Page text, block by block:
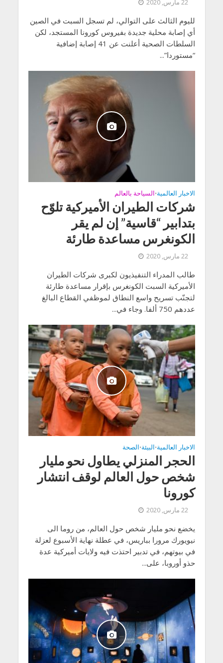
22 مارس, 2020
لليوم الثالث على التوالي، لم تسجل السبت في الصين
أي إصابة محلية جديدة بفيروس كورونا المستجد، لكن
السلطات الصحية أعلنت عن 41 إصابة إضافية
“مستوردا”...
الاخبار العالمية•السياحة بالعالم
شركات الطيران الأميركية تلوّح
بتدابير “قاسية” إن لم يقر
الكونغرس مساعدة طارئة
22 مارس, 2020
طالب المدراء التنفيذيون لكبرى شركات الطيران
الأميركية السبت الكونغرس بإقرار مساعدة طارئة
لتجنّب تسريح واسع النطاق لموظفي القطاع البالغ
عددهم 750 ألفا. وجاء في...
الاخبار العالمية•البيئة•الصحة
الحجر المنزلي يطاول نحو مليار
شخص حول العالم لوقف انتشار
كورونا
22 مارس, 2020
يخضع نحو مليار شخص حول العالم، من روما الى
نيويورك مرورا بباريس، في عطلة نهاية الأسبوع لعزلة
في بيوتهم، في تدبير احتذت فيه ولايات أميركية عدة
حذو أوروبا، على...